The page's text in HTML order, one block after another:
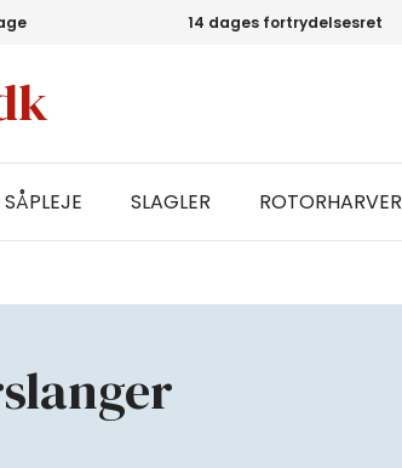
14 dages fortrydelsesret
SÅPLEJE SLAGLER ROTORHARVER